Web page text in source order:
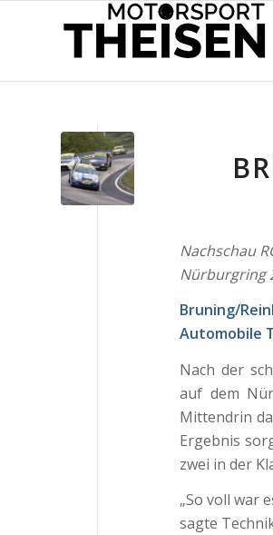
Nachschau
Nürburgring
Bruning/
Automobile
Nach der
auf dem
Mittendrin
Ergebnis
zwei in der
„So voll war
sagte